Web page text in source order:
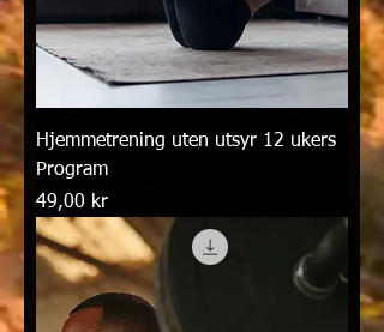
Hjemmetrening uten utsyr 12 ukers
Program
Pris
49,00 kr